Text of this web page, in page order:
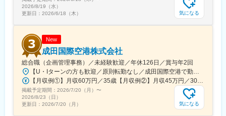
◎経済産業省・JETRO主催「J-Startup Impact」選定。
既存のアパレル業界の構造を変える可能性を高く評価されていま
す。
■取扱いアイテム：
◎価格一例：コート44000円、ワンピース28000円など
■取引先：株式会社デサント・株式会社ヘラルボニ・株式会社
DEPT、他
■メディア：VOGUE/WWD/ELLE/HUFFPOSE/WBS/MBS/日経新
聞・その他テレビ、雑誌など出演多数
2026/8/19（水）
更新日： 2026/6/18（木） 気になる
New
成田国際空港株式会社
総合職（企画管理事務）／未経験歓迎／年休126日／賞与年2回
掲載予定期間： 2026/7/20（月） 〜
2026/8/23（日）
更新日： 2026/7/20（月） 気になる